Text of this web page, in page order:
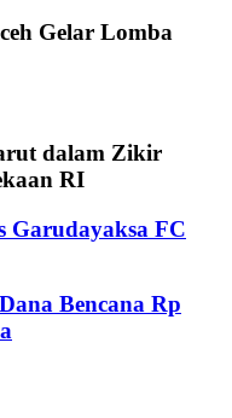
Gelar Lomba
dalam Zikir
RI
Garudayaksa FC
Bencana Rp